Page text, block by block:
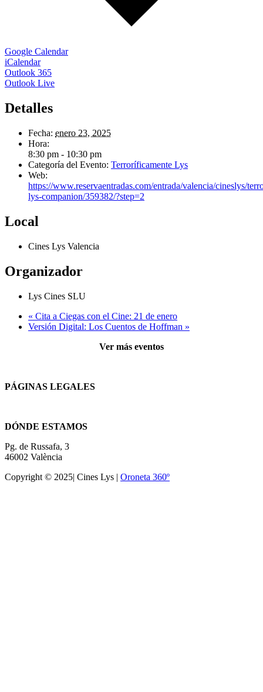
Google Calendar
iCalendar
Outlook 365
Outlook Live
Detalles
Fecha: enero 23, 2025
Hora:
8:30 pm - 10:30 pm
Categoría del Evento: Terroríficamente Lys
Web:
https://www.reservaentradas.com/entrada/valencia/cineslys/
lys-companion/359382/?step=2
Local
Cines Lys Valencia
Organizador
Lys Cines SLU
« Cita a Ciegas con el Cine: 21 de enero
Versión Digital: Los Cuentos de Hoffman »
Ver más eventos
PÁGINAS LEGALES
DÓNDE ESTAMOS
Pg. de Russafa, 3
46002 València
Copyright © 2025| Cines Lys | Oroneta 360º